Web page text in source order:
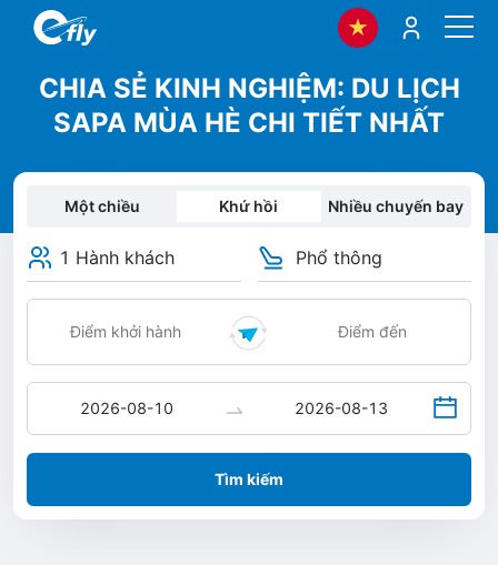
CHIA SẺ KINH NGHIỆM: DU LỊCH
SAPA MÙA HÈ CHI TIẾT NHẤT
Một chiều Khứ hồi Nhiều chuyến bay
1 Hành khách Phổ thông
Tìm kiếm